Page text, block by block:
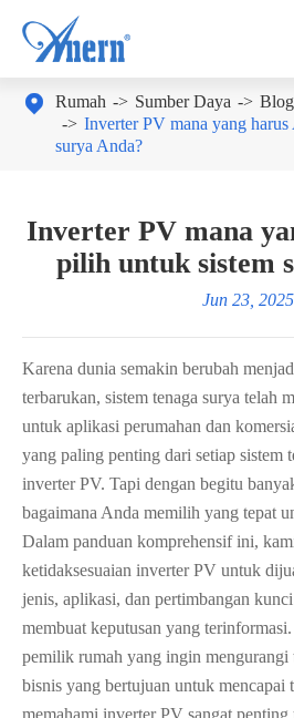
 Rumah Sumber Daya
Blog
Inverter PV mana yang
surya Anda?
Inverter PV mana
pilih untuk sistem
Jun 23, 2025
Karena dunia semakin berubah
terbarukan, sistem tenaga surya telah
untuk aplikasi perumahan dan
yang paling penting dari setiap sistem
inverter PV. Tapi dengan begitu
bagaimana Anda memilih yang tepat
Dalam panduan komprehensif ini,
ketidaksesuaian inverter PV untuk
jenis, aplikasi, dan pertimbangan
membuat keputusan yang
pemilik rumah yang ingin mengurangi
bisnis yang bertujuan untuk mencapai
memahami inverter PV sangat